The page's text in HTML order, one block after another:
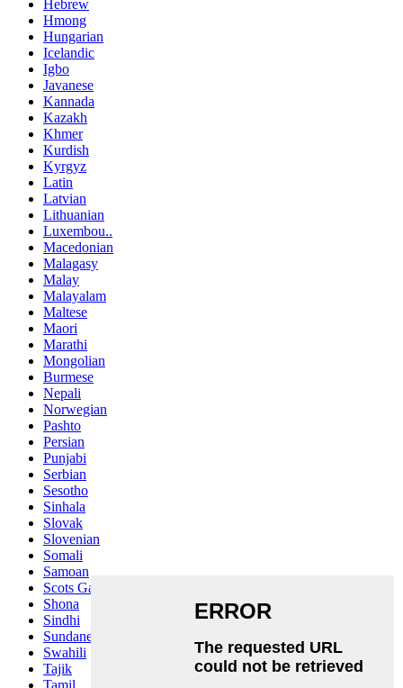
Hebrew
Hmong
Hungarian
Icelandic
Igbo
Javanese
Kannada
Kazakh
Khmer
Kurdish
Kyrgyz
Latin
Latvian
Lithuanian
Luxembou..
Macedonian
Malagasy
Malay
Malayalam
Maltese
Maori
Marathi
Mongolian
Burmese
Nepali
Norwegian
Pashto
Persian
Punjabi
Serbian
Sesotho
Sinhala
Slovak
Slovenian
Somali
Samoan
Scots Gaelic
Shona
Sindhi
Sundanese
Swahili
Tajik